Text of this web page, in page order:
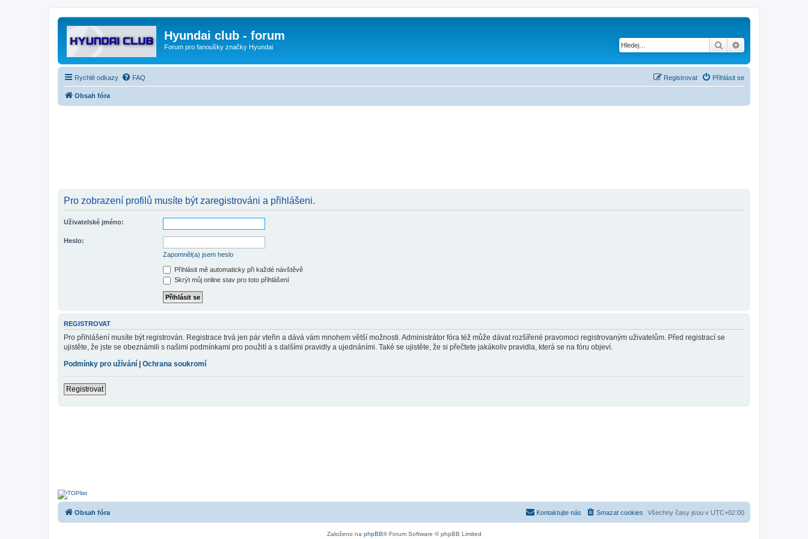
Hyundai club - forum
Forum pro fanoušky značky Hyundai Hledat
Rychlé odkazy FAQ Přihlásit se
Registrovat
Obsah fóra
Pro zobrazení profilů musíte být zaregistrováni a přihlášeni.
Uživatelské jméno:
Heslo:
Zapomněl(a) jsem heslo
Přihlásit mě automaticky při každé návštěvě
Skrýt můj online stav pro toto přihlášení
REGISTROVAT
Pro přihlášení musíte být registrován. Registrace trvá jen pár vteřin a dává vám mnohem větší možnosti. Administrátor fóra též může dávat rozšířené pravomoci registrovaným uživatelům. Před registrací se
ujistěte, že jste se obeznámili s našimi podmínkami pro použití a s dalšími pravidly a ujednáními. Také se ujistěte, že si přečtete jakákoliv pravidla, která se na fóru objeví.
Podmínky pro užívání
Ochrana soukromí
Registrovat
Obsah fóra Všechny časy jsou v UTC+02:00
Smazat cookies
Kontaktujte nás
Založeno na phpBB® Forum Software © phpBB Limited